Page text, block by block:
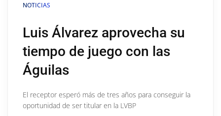
NOTICIAS
Luis Álvarez aprovecha su
tiempo de juego con las
Águilas
El receptor esperó más de tres años para conseguir la
oportunidad de ser titular en la LVBP